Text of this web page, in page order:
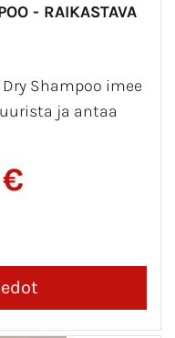
- RAIKASTAVA
Shampoo imee
ja antaa